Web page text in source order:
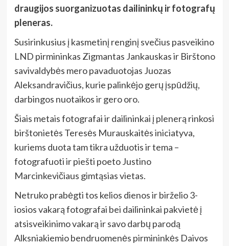
draugijos suorganizuotas dailininkų ir fotografų
pleneras.
Susirinkusius į kasmetinį renginį svečius pasveikino
LND pirmininkas Zigmantas Jankauskas ir Birštono
savivaldybės mero pavaduotojas Juozas
Aleksandravičius, kurie palinkėjo gerų įspūdžių,
darbingos nuotaikos ir gero oro.
Šiais metais fotografai ir dailininkai į plenerą rinkosi
birštonietės Teresės Murauskaitės iniciatyva,
kuriems duota tam tikra užduotis ir tema –
fotografuoti ir piešti poeto Justino
Marcinkevičiaus gimtąsias vietas.
Netruko prabėgti tos kelios dienos ir birželio 3-
iosios vakarą fotografai bei dailininkai pakvietė į
atsisveikinimo vakarą ir savo darbų parodą
Alksniakiemio bendruomenės pirmininkės Daivos